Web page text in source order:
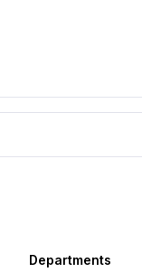
Departments